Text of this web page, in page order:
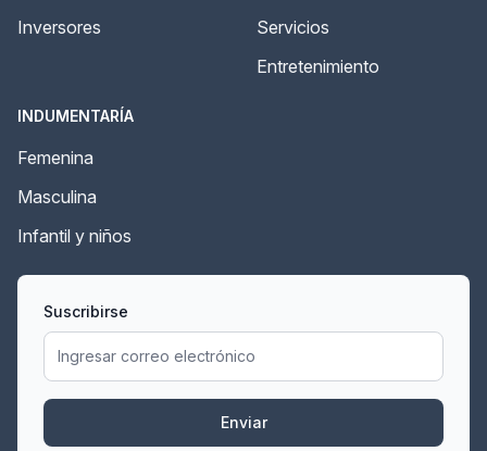
Inversores
Servicios
Entretenimiento
INDUMENTARÍA
Femenina
Masculina
Infantil y niños
Suscribirse
Enviar